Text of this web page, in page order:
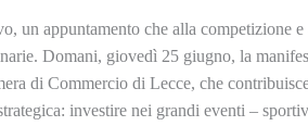
un appuntamento che alla competizione
Domani, giovedì 25 giugno, la
di Commercio di Lecce, che
investire nei grandi eventi –